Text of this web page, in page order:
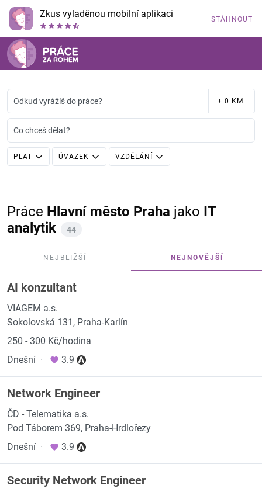
Zkus vyladěnou mobilní aplikaci STÁHNOUT
Odkud vyrážíš do práce? + 0 KM
Co chceš dělat?
PLAT ÚVAZEK VZDĚLÁNÍ
Práce Hlavní město Praha jako IT
analytik
44
NEJBLIŽŠÍ NEJNOVĚJŠÍ
AI konzultant
VIAGEM a.s.
Sokolovská 131, Praha-Karlín
250 - 300 Kč/hodina
Dnešní · 3.9
Network Engineer
ČD - Telematika a.s.
Pod Táborem 369, Praha-Hrdlořezy
Dnešní · 3.9
Security Network Engineer